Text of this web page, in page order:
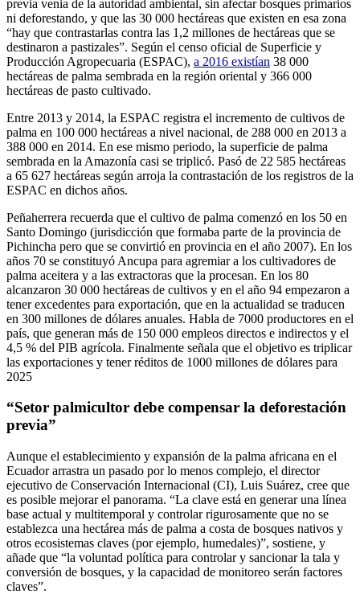
previa venia de la autoridad ambiental, sin afectar bosques primarios
ni deforestando, y que las 30 000 hectáreas que existen en esa zona
“hay que contrastarlas contra las 1,2 millones de hectáreas que se
destinaron a pastizales”. Según el censo oficial de Superficie y
Producción Agropecuaria (ESPAC), a 2016 existían 38 000
hectáreas de palma sembrada en la región oriental y 366 000
hectáreas de pasto cultivado.
Entre 2013 y 2014, la ESPAC registra el incremento de cultivos de
palma en 100 000 hectáreas a nivel nacional, de 288 000 en 2013 a
388 000 en 2014. En ese mismo periodo, la superficie de palma
sembrada en la Amazonía casi se triplicó. Pasó de 22 585 hectáreas
a 65 627 hectáreas según arroja la contrastación de los registros de la
ESPAC en dichos años.
Peñaherrera recuerda que el cultivo de palma comenzó en los 50 en
Santo Domingo (jurisdicción que formaba parte de la provincia de
Pichincha pero que se convirtió en provincia en el año 2007). En los
años 70 se constituyó Ancupa para agremiar a los cultivadores de
palma aceitera y a las extractoras que la procesan. En los 80
alcanzaron 30 000 hectáreas de cultivos y en el año 94 empezaron a
tener excedentes para exportación, que en la actualidad se traducen
en 300 millones de dólares anuales. Habla de 7000 productores en el
país, que generan más de 150 000 empleos directos e indirectos y el
4,5 % del PIB agrícola. Finalmente señala que el objetivo es triplicar
las exportaciones y tener réditos de 1000 millones de dólares para
2025
“Setor palmicultor debe compensar la deforestación
previa”
Aunque el establecimiento y expansión de la palma africana en el
Ecuador arrastra un pasado por lo menos complejo, el director
ejecutivo de Conservación Internacional (CI), Luis Suárez, cree que
es posible mejorar el panorama. “La clave está en generar una línea
base actual y multitemporal y controlar rigurosamente que no se
establezca una hectárea más de palma a costa de bosques nativos y
otros ecosistemas claves (por ejemplo, humedales)”, sostiene, y
añade que “la voluntad política para controlar y sancionar la tala y
conversión de bosques, y la capacidad de monitoreo serán factores
claves”.